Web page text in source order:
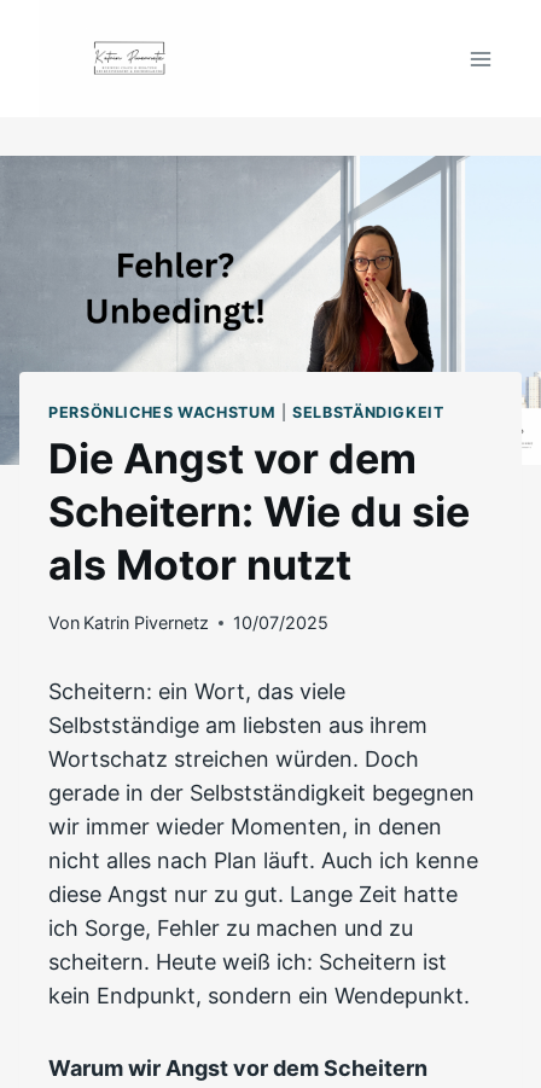
PERSÖNLICHES WACHSTUM |SELBSTÄNDIGKEIT
Die Angst vor dem
Scheitern: Wie du sie
als Motor nutzt
Von Katrin Pivernetz 10/07/2025
Scheitern: ein Wort, das viele
Selbstständige am liebsten aus ihrem
Wortschatz streichen würden. Doch
gerade in der Selbstständigkeit begegnen
wir immer wieder Momenten, in denen
nicht alles nach Plan läuft. Auch ich kenne
diese Angst nur zu gut. Lange Zeit hatte
ich Sorge, Fehler zu machen und zu
scheitern. Heute weiß ich: Scheitern ist
kein Endpunkt, sondern ein Wendepunkt.
Warum wir Angst vor dem Scheitern